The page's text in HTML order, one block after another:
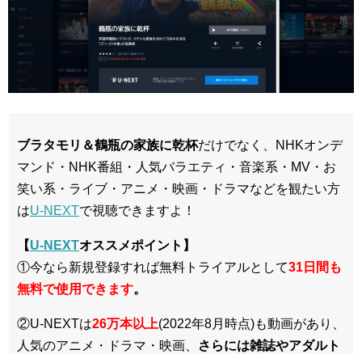
ブラタモリ＆鶴瓶の家族に乾杯だけでなく、NHKオンデ
マンド・NHK番組・人気バラエティ・音楽系・MV・お
笑い系・ライブ・アニメ・映画・ドラマなどを観たい方
はU-NEXTで視聴できますよ！
【U-NEXTオススメポイント】
①今なら新規登録すれば無料トライアルとして31日間も
無料で使用できます。
②U-NEXTは26万本以上(2022年8月時点)も動画があり、
人気のアニメ・ドラマ・映画、
さらには雑誌やアダルト